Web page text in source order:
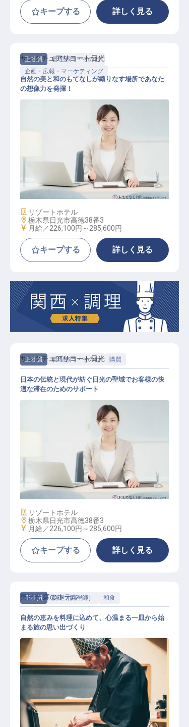
キープする 詳しく見る
正社員
管理部門・その他
企画・広報・マーケティング
企画部（一般）
サンクチュアリコート日光
自然の美と和のもてなしが織りなす場所であなた
の想像力を発揮！
施設業態
リゾートホテル
勤務地
栃木県日光市高徳38番3
給与
月給／226,100円～ 285,600円
キープする 詳しく見る
正社員 管理部門・その他 購買
材管理部（一般）
サンクチュアリコート日光
日本の伝統と現代が紡ぐ日光の聖域でお客様の快
適な滞在のためのサポート
施設業態
リゾートホテル
勤務地
栃木県日光市高徳38番3
給与
月給／226,100円～ 285,600円
キープする 詳しく見る
正社員 調理（調理師） 和食
和食調理
奥日光 森のホテル
自然の恵みを料理に込めて、心温まる一皿から始
まる旅の思い出づくり